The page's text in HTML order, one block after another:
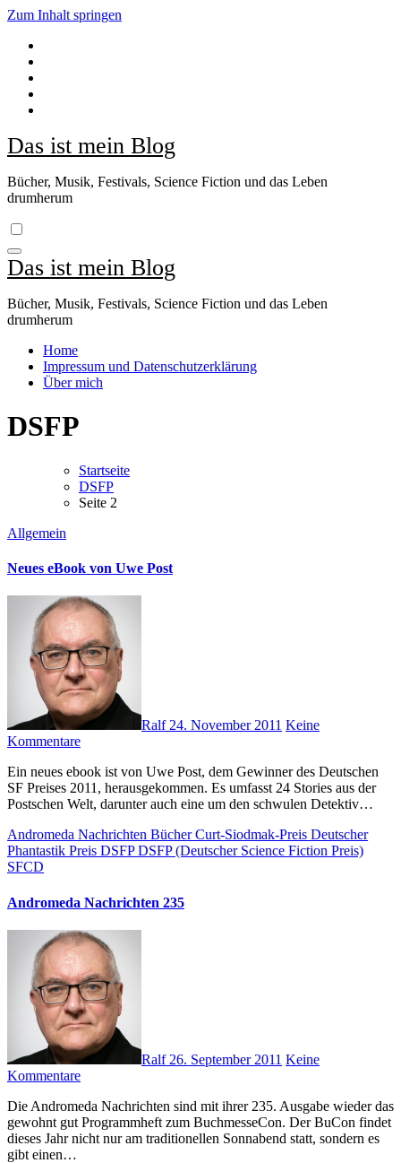
Zum Inhalt springen
Das ist mein Blog
Bücher, Musik, Festivals, Science Fiction und das Leben
drumherum
Das ist mein Blog
Bücher, Musik, Festivals, Science Fiction und das Leben
drumherum
Home
Impressum und Datenschutzerklärung
Über mich
DSFP
Startseite
DSFP
Seite 2
Allgemein
Neues eBook von Uwe Post
Ralf24. November 2011 Keine
Kommentare
Ein neues ebook ist von Uwe Post, dem Gewinner des Deutschen
SF Preises 2011, herausgekommen. Es umfasst 24 Stories aus der
Postschen Welt, darunter auch eine um den schwulen Detektiv…
Andromeda Nachrichten BücherCurt-Siodmak-Preis Deutscher
Phantastik Preis DSFPDSFP (Deutscher Science Fiction Preis)
SFCD
Andromeda Nachrichten 235
Ralf 26. September 2011 Keine
Kommentare
Die Andromeda Nachrichten sind mit ihrer 235. Ausgabe wieder das
gewohnt gut Programmheft zum BuchmesseCon. Der BuCon findet
dieses Jahr nicht nur am traditionellen Sonnabend statt, sondern es
gibt einen…